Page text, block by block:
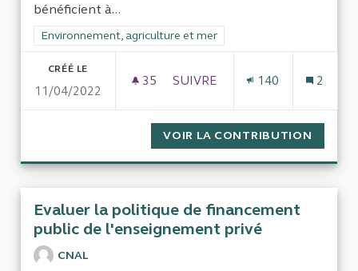
bénéficient à...
Filtrer les résultats de la catégorie : Environnement,
Environnement, agriculture et mer
CRÉÉ LE
11/04/2022
35 35 ABONNÉS
SUIVRE
140 2
VOIR LA CONTRIBUTION
Evaluer la politique de financement
public de l'enseignement privé
CNAL